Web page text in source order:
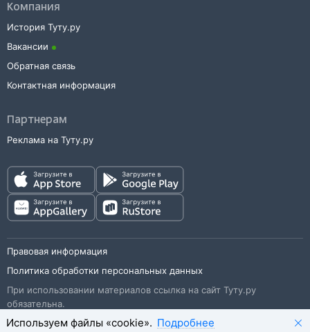
Компания
История Туту.ру
Вакансии
Обратная связь
Контактная информация
Партнерам
Реклама на Туту.ру
Правовая информация
Политика обработки персональных данных
При использовании материалов ссылка на сайт Туту.ру
обязательна.
Используем файлы «cookie». Подробнее